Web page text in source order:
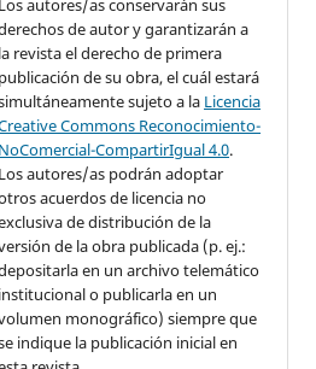
Los autores/as conservarán sus
de autor y garantizarán a
la revista el derecho de primera
publicación de su obra, el cuál estará
sujeto a la Licencia
Commons Reconocimiento-
NoComercial-CompartirIgual 4.0.
Los autores/as podrán adoptar
acuerdos de licencia no
de distribución de la
de la obra publicada (p. ej.:
en un archivo telemático
institucional o publicarla en un
monográfico) siempre que
indique la publicación inicial en